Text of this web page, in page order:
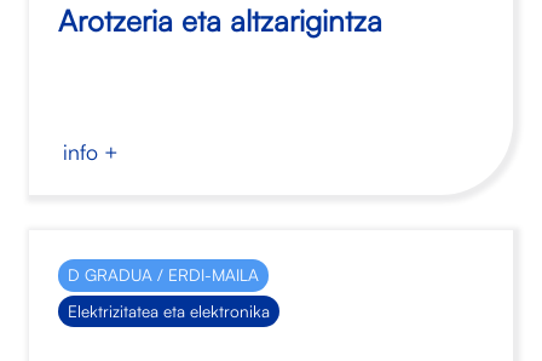
Arotzeria eta altzarigintza
info +
D GRADUA / ERDI-MAILA
Elektrizitatea eta elektronika